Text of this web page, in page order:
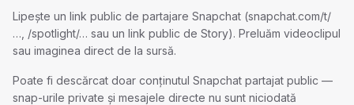
Lipește un link public de partajare Snapchat (snapchat.com/t/
…, /spotlight/… sau un link public de Story). Preluăm videoclipul
sau imaginea direct de la sursă.
Poate fi descărcat doar conținutul Snapchat partajat public —
snap-urile private și mesajele directe nu sunt niciodată